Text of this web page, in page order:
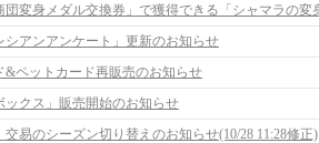
シアンアンケート」更新のお知らせ
&ペットカード再販売のお知らせ
ックス」販売開始のお知らせ
交易のシーズン切り替えのお知らせ(10/28 11:28修正)